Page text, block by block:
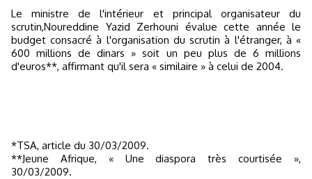
Le ministre de l'intérieur et principal organisateur du
scrutin,Noureddine Yazid Zerhouni évalue cette année le
budget consacré à l'organisation du scrutin à l'étranger, à «
600 millions de dinars » soit un peu plus de 6 millions
d'euros**, affirmant qu'il sera « similaire » à celui de 2004.
*TSA, article du 30/03/2009.
**Jeune Afrique, « Une diaspora très courtisée »,
30/03/2009.